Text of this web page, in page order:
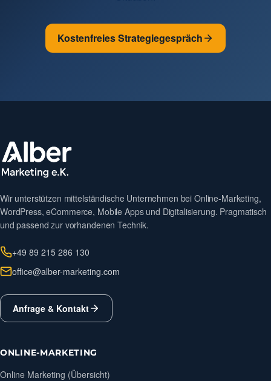
Kostenfreies Strategiegespräch
Wir unterstützen mittelständische Unternehmen bei Online-Marketing,
WordPress, eCommerce, Mobile Apps und Digitalisierung. Pragmatisch
und passend zur vorhandenen Technik.
+49 89 215 286 130
office@alber-marketing.com
Anfrage & Kontakt
ONLINE-MARKETING
Online Marketing (Übersicht)